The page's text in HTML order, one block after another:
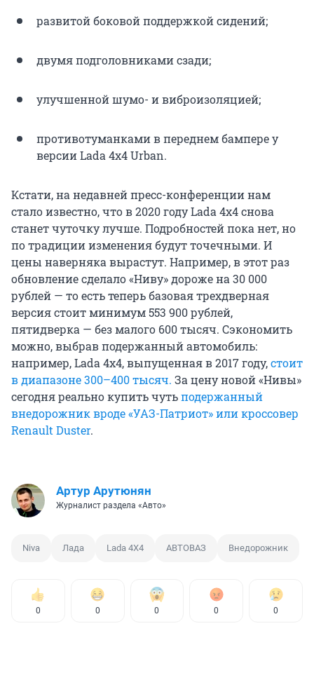
развитой боковой поддержкой сидений;
двумя подголовниками сзади;
улучшенной шумо- и виброизоляцией;
противотуманками в переднем бампере у
версии Lada 4х4 Urban.
Кстати, на недавней пресс-конференции нам
стало известно, что в 2020 году Lada 4x4 снова
станет чуточку лучше. Подробностей пока нет, но
по традиции изменения будут точечными. И
цены наверняка вырастут. Например, в этот раз
обновление сделало «Ниву» дороже на 30 000
рублей — то есть теперь базовая трехдверная
версия стоит минимум 553 900 рублей,
пятидверка — без малого 600 тысяч. Сэкономить
можно, выбрав подержанный автомобиль:
например, Lada 4x4, выпущенная в 2017 году,стоит
в диапазоне 300–400 тысяч. За цену новой «Нивы»
сегодня реально купить чутьподержанный
внедорожник вроде «УАЗ-Патриот» или кроссовер
Renault Duster.
Артур Арутюнян
Журналист раздела «Авто»
Niva Лада Lada 4Х4 АВТОВАЗ Внедорожник
0 0 0 0 0